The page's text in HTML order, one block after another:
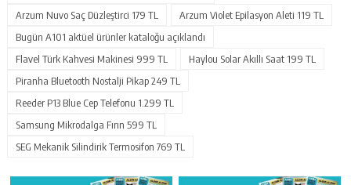
Arzum Nuvo Saç Düzleştirci 179 TL
Arzum Violet Epilasyon Aleti 119 TL
Bugün A101 aktüel ürünler kataloğu açıklandı
Flavel Türk Kahvesi Makinesi 999 TL
Haylou Solar Akıllı Saat 199 TL
Piranha Bluetooth Nostalji Pikap 249 TL
Reeder P13 Blue Cep Telefonu 1.299 TL
Samsung Mikrodalga Fırın 599 TL
SEG Mekanik Silindirik Termosifon 769 TL